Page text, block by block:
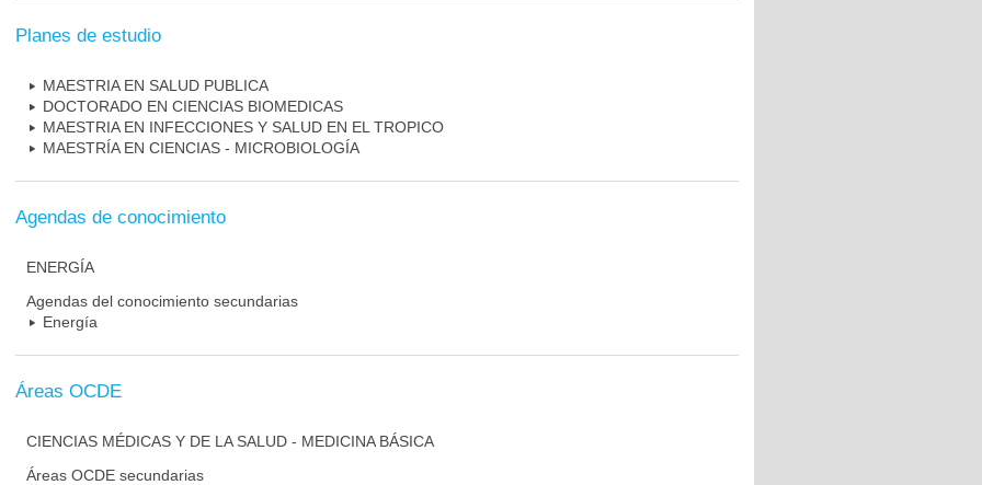
Planes de estudio
MAESTRIA EN SALUD PUBLICA
DOCTORADO EN CIENCIAS BIOMEDICAS
MAESTRIA EN INFECCIONES Y SALUD EN EL TROPICO
MAESTRÍA EN CIENCIAS - MICROBIOLOGÍA
Agendas de conocimiento
ENERGÍA
Agendas del conocimiento secundarias
Energía
Áreas OCDE
CIENCIAS MÉDICAS Y DE LA SALUD - MEDICINA BÁSICA
Áreas OCDE secundarias